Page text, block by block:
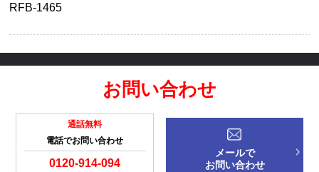
RFB-1465
お問い合わせ
通話無料
電話でお問い合わせ
0120-914-094
メールで
お問い合わせ